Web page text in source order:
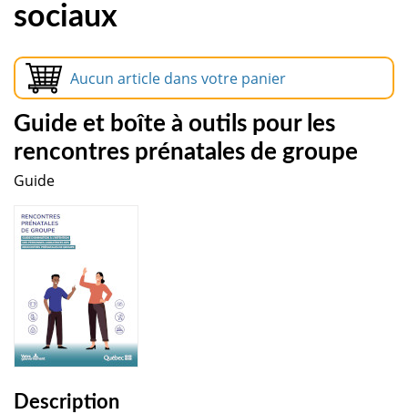
sociaux
Aucun article dans votre panier
Guide et boîte à outils pour les
rencontres prénatales de groupe
Guide
Description